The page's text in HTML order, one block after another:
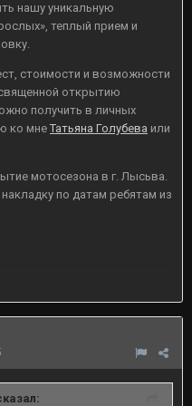
нашу уникальную
теплый прием и
стоимости и возможности
открытию
получить в личных
ко мне Татьяна Голубева или
мотосезона в г. Лысьва.
по датам ребятам из